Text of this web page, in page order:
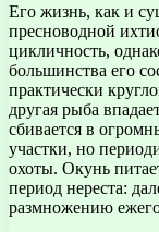
Его жизнь, как и
пресноводной
цикличность,
большинства его
практически
другая рыба
сбивается в
участки, но
охоты. Окунь
период нереста:
размножению